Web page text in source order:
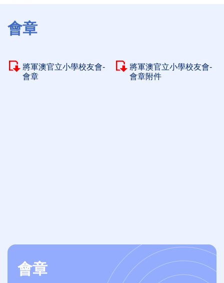
連
結
會章
將軍澳官立小學校友會-
會章
將軍澳官立小學校友會-
會章附件
會章